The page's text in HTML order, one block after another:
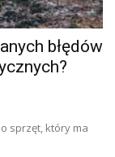
błędów
sprzęt, który ma